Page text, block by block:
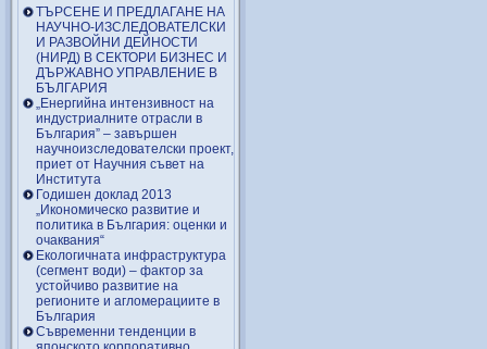
ТЪРСЕНЕ И ПРЕДЛАГАНЕ НА
НАУЧНО-ИЗСЛЕДОВАТЕЛСКИ
И РАЗВОЙНИ ДЕЙНОСТИ
(НИРД) В СЕКТОРИ БИЗНЕС И
ДЪРЖАВНО УПРАВЛЕНИЕ В
БЪЛГАРИЯ
„Енергийна интензивност на
индустриалните отрасли в
България” – завършен
научноизследователски проект,
приет от Научния съвет на
Института
Годишен доклад 2013
„Икономическо развитие и
политика в България: оценки и
очаквания“
Екологичната инфраструктура
(сегмент води) – фактор за
устойчиво развитие на
регионите и агломерациите в
България
Съвременни тенденции в